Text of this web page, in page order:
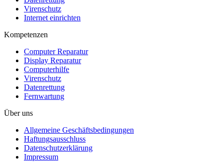
Virenschutz
Internet einrichten
Kompetenzen
Computer Reparatur
Display Reparatur
Computerhilfe
Virenschutz
Datenrettung
Fernwartung
Über uns
Allgemeine Geschäftsbedingungen
Haftungsausschluss
Datenschutzerklärung
Impressum